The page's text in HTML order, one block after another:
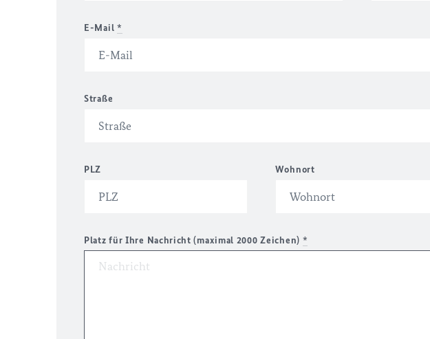
E-Mail *
Straße
PLZ Wohnort
Platz für Ihre Nachricht (maximal 2000 Zeichen) *